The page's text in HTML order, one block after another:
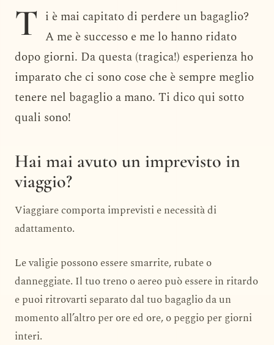
T i è mai capitato di perdere un bagaglio?
A me è successo e me lo hanno ridato
dopo giorni. Da questa (tragica!) esperienza ho
imparato che ci sono cose che è sempre meglio
tenere nel bagaglio a mano. Ti dico qui sotto
quali sono!
Hai mai avuto un imprevisto in
viaggio?
Viaggiare comporta imprevisti e necessità di
adattamento.
Le valigie possono essere smarrite, rubate o
danneggiate. Il tuo treno o aereo può essere in ritardo
e puoi ritrovarti separato dal tuo bagaglio da un
momento all’altro per ore ed ore, o peggio per giorni
interi.